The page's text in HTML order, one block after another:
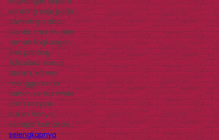
kantong baju pada
contoh gambar.
Cantik, murah, dan
ramah lingkungan.
Bisa printing
fullcolour sesuai
desain, karena
menggunkana
bahan kertas white
craft recycle.
Bukan hanya
sebagai kemasan…
selengkapnya